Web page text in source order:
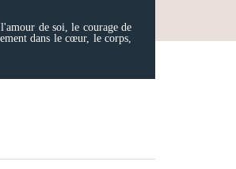
de soi, le courage de
dans le cœur, le corps,